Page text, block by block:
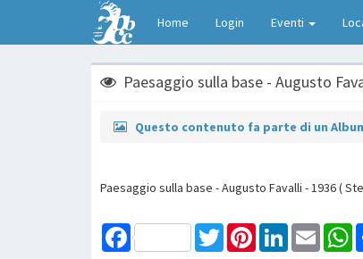
Home Login Eventi
Paesaggio sulla base - Augusto
Questo contenuto fa parte di un
Paesaggio sulla base - Augusto Favalli - 1936 (
Facebook TwitterPinterestLinkedInEmail